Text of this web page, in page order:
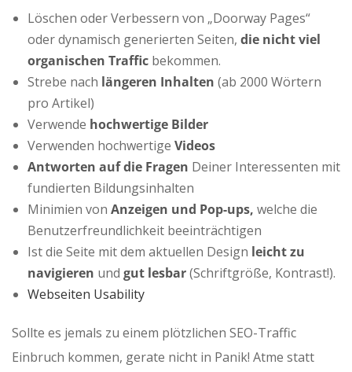
Löschen oder Verbessern von „Doorway Pages“
oder dynamisch generierten Seiten, die nicht viel
organischen Traffic bekommen.
Strebe nach längeren Inhalten (ab 2000 Wörtern
pro Artikel)
Verwende hochwertige Bilder
Verwenden hochwertige Videos
Antworten auf die Fragen Deiner Interessenten mit
fundierten Bildungsinhalten
Minimien von Anzeigen und Pop-ups, welche die
Benutzerfreundlichkeit beeinträchtigen
Ist die Seite mit dem aktuellen Design leicht zu
navigieren und gut lesbar(Schriftgröße, Kontrast!).
Webseiten Usability
Sollte es jemals zu einem plötzlichen SEO-Traffic
Einbruch kommen, gerate nicht in Panik! Atme statt